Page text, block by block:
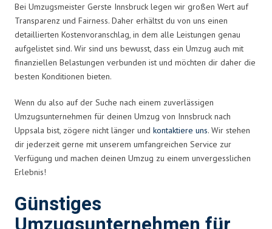
Bei Umzugsmeister Gerste Innsbruck legen wir großen Wert auf
Transparenz und Fairness. Daher erhältst du von uns einen
detaillierten Kostenvoranschlag, in dem alle Leistungen genau
aufgelistet sind. Wir sind uns bewusst, dass ein Umzug auch mit
finanziellen Belastungen verbunden ist und möchten dir daher die
besten Konditionen bieten.
Wenn du also auf der Suche nach einem zuverlässigen
Umzugsunternehmen für deinen Umzug von Innsbruck nach
Uppsala bist, zögere nicht länger und kontaktiere uns. Wir stehen
dir jederzeit gerne mit unserem umfangreichen Service zur
Verfügung und machen deinen Umzug zu einem unvergesslichen
Erlebnis!
Günstiges